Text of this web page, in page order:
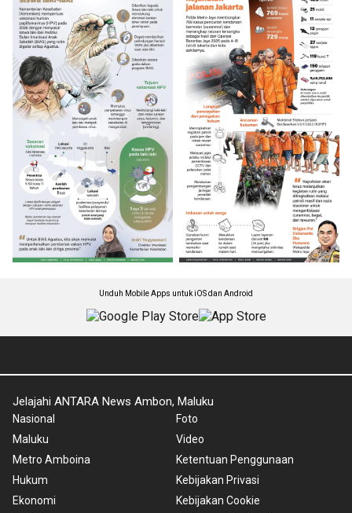
Unduh Mobile Apps untuk iOS dan Android
Jelajahi ANTARA News Ambon, Maluku
Nasional
Maluku
Metro Amboina
Hukum
Ekonomi
Foto
Video
Ketentuan Penggunaan
Kebijakan Privasi
Kebijakan Cookie